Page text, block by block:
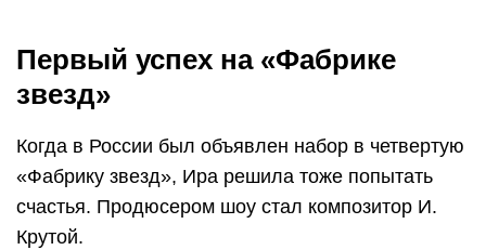
Первый успех на «Фабрике
звезд»
Когда в России был объявлен набор в четвертую
«Фабрику звезд», Ира решила тоже попытать
счастья. Продюсером шоу стал композитор И.
Крутой.